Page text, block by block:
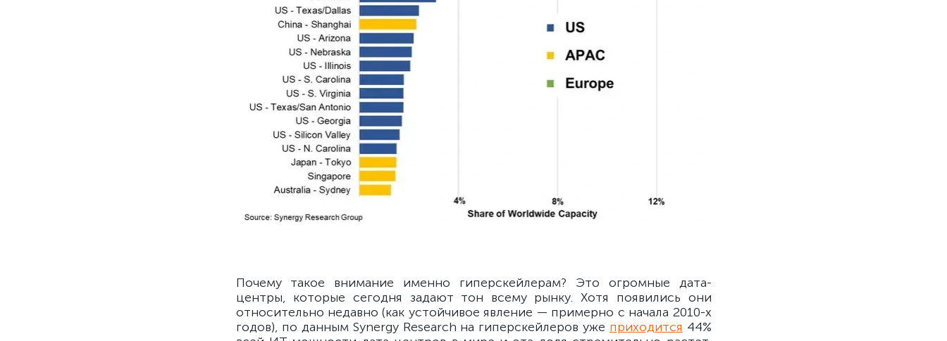
Почему такое внимание именно гиперскейлерам? Это огромные дата-
центры, которые сегодня задают тон всему рынку. Хотя появились они
относительно недавно (как устойчивое явление — примерно с начала 2010-х
годов), по данным Synergy Research на гиперскейлеров уже приходится 44%